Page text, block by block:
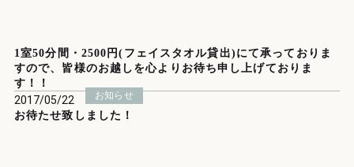
1室50分間・2500円(フェイスタオル貸出)にて承っておりま
すので、皆様のお越しを心よりお待ち申し上げておりま
す！！
2017/05/22
お知らせ
お待たせ致しました！